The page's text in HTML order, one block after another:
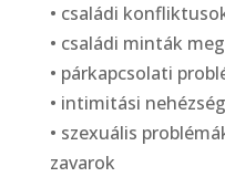
• családi
• családi minták
• párkapcsolati
• intimitási
• szexuális
zavarok